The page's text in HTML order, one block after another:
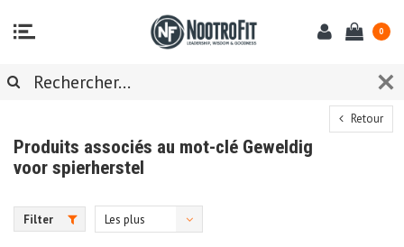
0
Retour
Produits associés au mot-clé Geweldig
voor spierherstel
Filter
Les plus